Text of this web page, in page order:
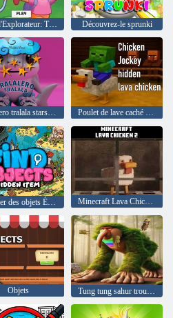
Dora l'Explorateur: Trouvez la carte cachée Découvrez-le sprunki
Tralalero tralala stars cachées Poulet de lave caché de poulet
Trouver des objets Élément caché
Objets Tung tung sahur trouvé dans le cerveau italien